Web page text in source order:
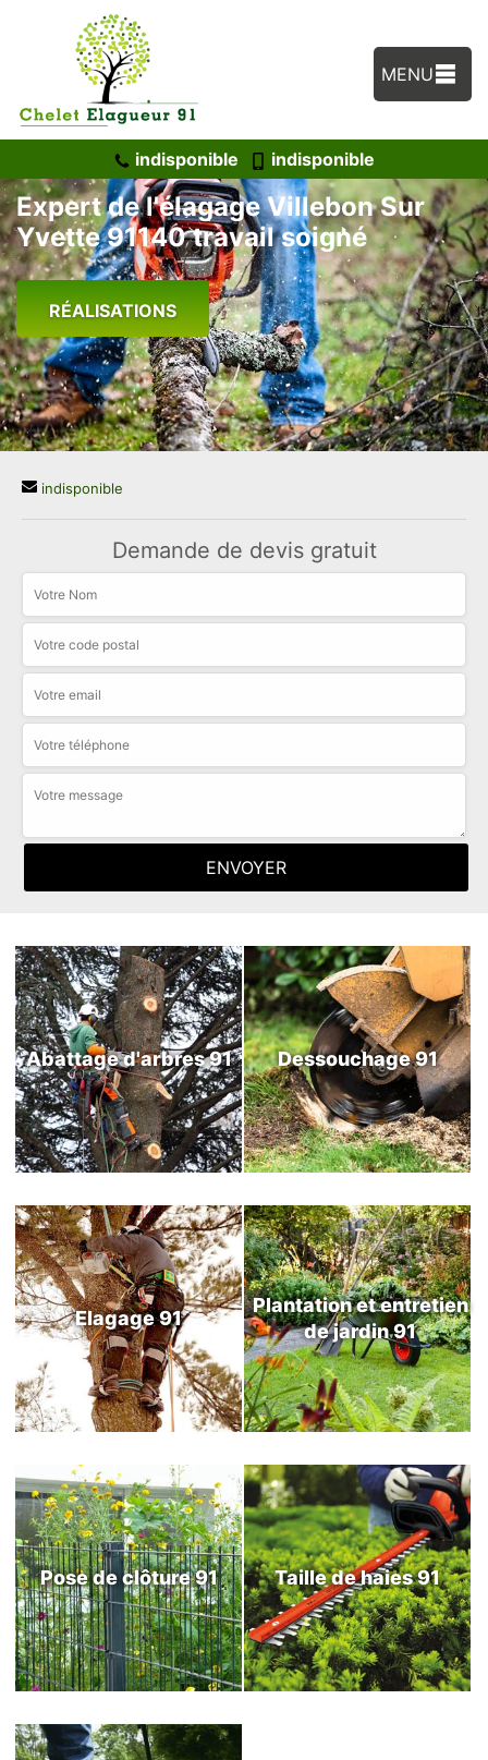
MENU
indisponible indisponible
Expert de l'élagage Villebon Sur
Yvette 91140 travail soigné
RÉALISATIONS
indisponible
Demande de devis gratuit
Abattage d'arbres 91 Dessouchage 91
Elagage 91
Plantation et entretien
de jardin 91
Pose de clôture 91 Taille de haies 91